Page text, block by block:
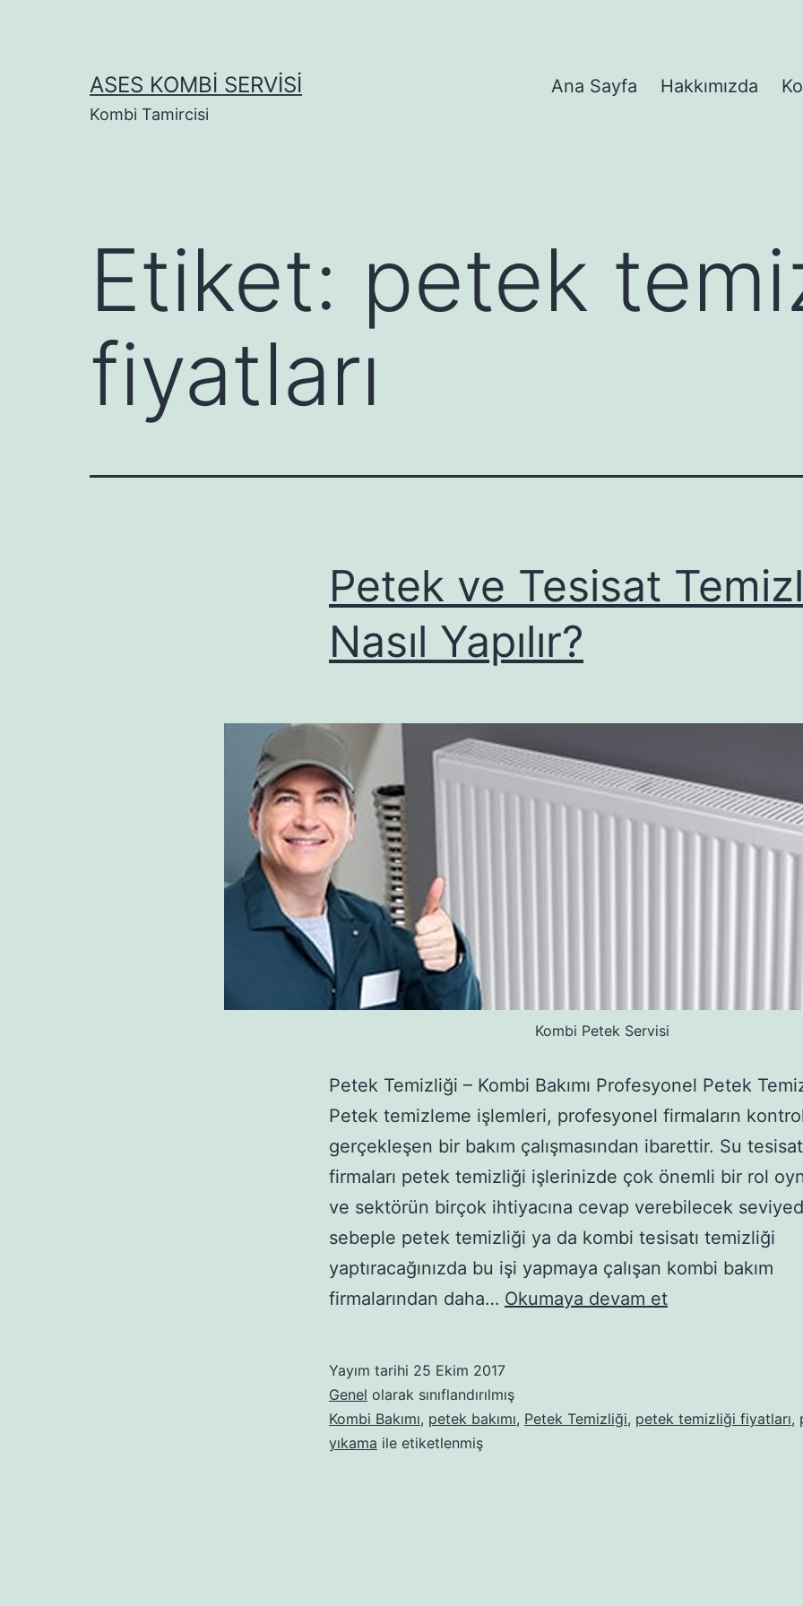
ASES KOMBI SERVISI
Kombi Tamircisi
Ana Sayfa Hakkımızda
Etiket: petek
fiyatları
Petek ve Tesisat
Nasıl Yapılır?
Kombi Petek Servisi
Petek Temizliği – Kombi Bakımı Profesyonel Petek
Petek temizleme işlemleri, profesyonel firmaların
gerçekleşen bir bakım çalışmasından ibarettir. Su
firmaları petek temizliği işlerinizde çok önemli bir rol
ve sektörün birçok ihtiyacına cevap verebilecek
sebeple petek temizliği ya da kombi tesisatı temizliği
yaptıracağınızda bu işi yapmaya çalışan kombi bakım
firmalarından daha… Okumaya devam etPetek
Nasıl
Yayım tarihi 25 Ekim 2017
Genel olarak sınıflandırılmış
Kombi Bakımı, petek bakımı, Petek Temizliği, petek temizliği fiyatları,
yıkama ile etiketlenmiş